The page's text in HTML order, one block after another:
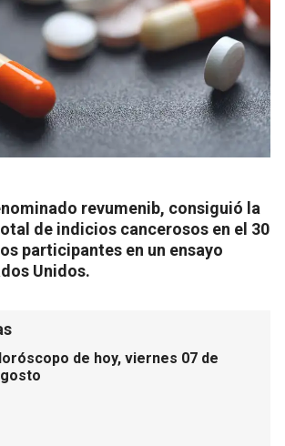
revumenib, consiguió la
de indicios cancerosos en el 30
participantes en un ensayo
Unidos.
de hoy, viernes 07 de